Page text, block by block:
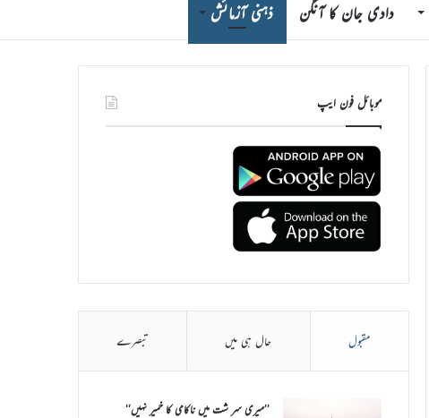
دادی جان کا آنگن ذہنی آزمائش
موبائل فون ایپ
مقبول حال ہی میں تبصرے
’’میری سر شت میں ناکامی کا خمیر نہیں‘‘